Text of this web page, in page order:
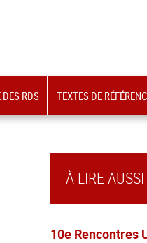
RDS TEXTES DE
À LIRE AUSSI
10e Rencontres